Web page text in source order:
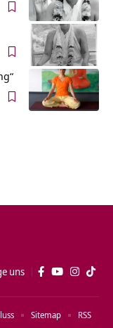
uns
Sitemap RSS